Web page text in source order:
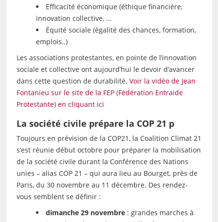
Efficacité économique (éthique financière,
innovation collective, …
Équité sociale (égalité des chances, formation,
emplois..)
Les associations protestantes, en pointe de l’innovation
sociale et collective ont aujourd’hui le devoir d’avancer
dans cette question de durabilité. Voir la vidéo de Jean
Fontanieu sur le site de la FEP (Fédération Entraide
Protestante) en cliquant ici
La société civile prépare la COP21 p
Toujours en prévision de la COP21, la Coalition Climat 21
s’est réunie début octobre pour préparer la mobilisation
de la société civile durant la Conférence des Nations
unies – alias COP21 – qui aura lieu au Bourget, près de
Paris, du 30 novembre au 11 décembre. Des rendez-
vous semblent se définir :
dimanche 29 novembre: grandes marches à